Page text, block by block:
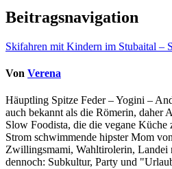
Beitragsnavigation
Skifahren mit Kindern im Stubaital –
Von Verena
Häuptling Spitze Feder – Yogini –
auch bekannt als die Römerin, daher
Slow Foodista, die die vegane Küche
Strom schwimmende hipster Mom
Zwillingsmami, Wahltirolerin, Landei
dennoch: Subkultur, Party und